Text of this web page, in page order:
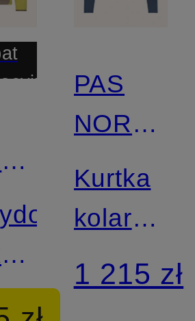
PAS
NORMAL
STUDIOS
Kurtka
kolarska
1 215 zł